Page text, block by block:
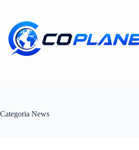
contenuto
Categoria News